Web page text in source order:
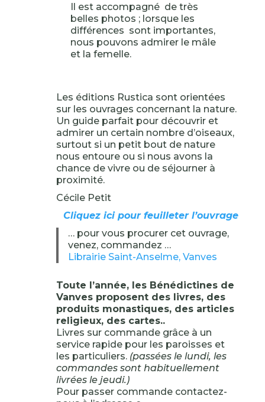
Il est accompagné de très
belles photos ; lorsque les
différences sont importantes,
nous pouvons admirer le mâle
et la femelle.
Les éditions Rustica sont orientées
sur les ouvrages concernant la nature.
Un guide parfait pour découvrir et
admirer un certain nombre d’oiseaux,
surtout si un petit bout de nature
nous entoure ou si nous avons la
chance de vivre ou de séjourner à
proximité.
Cécile Petit
Cliquez ici pour feuilleter l’ouvrage
… pour vous procurer cet ouvrage,
venez, commandez …
Librairie Saint-Anselme, Vanves
Toute l’année, les Bénédictines de
Vanves proposent des livres, des
produits monastiques, des articles
religieux, des cartes..
Livres sur commande grâce à un
service rapide pour les paroisses et
les particuliers. (passées le lundi, les
commandes sont habituellement
livrées le jeudi.)
Pour passer commande contactez-